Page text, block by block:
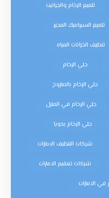
تلميع الرخام والجرانيت
تلميع السيراميك المجير
تنظيف الخزانات المياه
جلي الرخام
جلي الرخام بالصاروخ
جلي الرخام في المنزل
جلي الرخام يدويا
شركات التنظيف الامارات
شركات تعقيم الامارات
الامارات